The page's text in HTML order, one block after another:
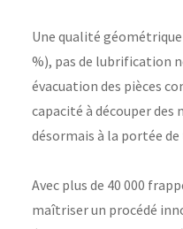
Une qualité
%), pas de lubrification
évacuation des pièces
capacité à découper
désormais à la portée de
Avec plus de 40 000
maîtriser un procédé